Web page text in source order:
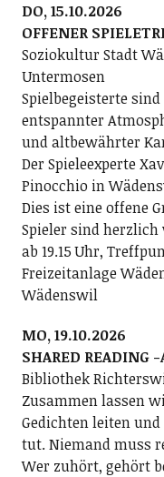
DO, 15.10.2026
OFFENER
Soziokultur Stadt
Untermosen
Spielbegeisterte
entspannter
und altbewährter
Der Spieleexperte
Pinocchio in
Dies ist eine offene
Spieler sind
ab 19.15 Uhr,
Freizeitanlage
Wädenswil
MO, 19.10.2026
SHARED READING
Bibliothek
Zusammen lassen
Gedichten leiten
tut. Niemand muss
Wer zuhört, gehört